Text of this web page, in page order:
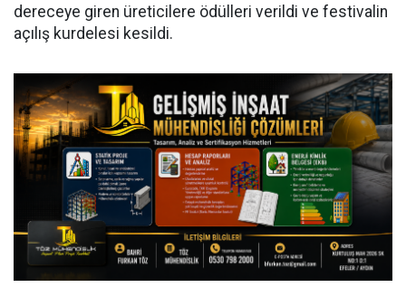
dereceye giren üreticilere ödülleri verildi ve festivalin
açılış kurdelesi kesildi.